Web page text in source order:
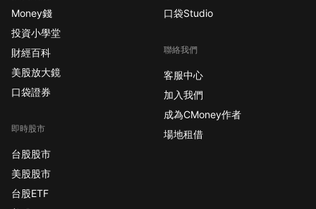
Money錢
投資小學堂
財經百科
美股放大鏡
口袋證券
即時股市
台股股市
美股股市
台股ETF
口袋Studio
聯絡我們
客服中心
加入我們
成為CMoney作者
場地租借